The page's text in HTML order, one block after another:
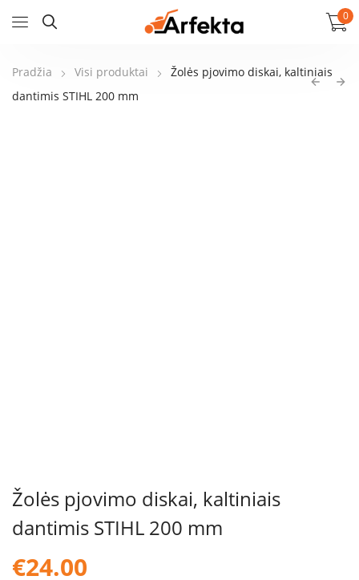
0
Pradžia Visi produktai
Žolės pjovimo diskai, kaltiniais
dantimis STIHL 200 mm
Žolės pjovimo diskai, kaltiniais
dantimis STIHL 200 mm
€24.00